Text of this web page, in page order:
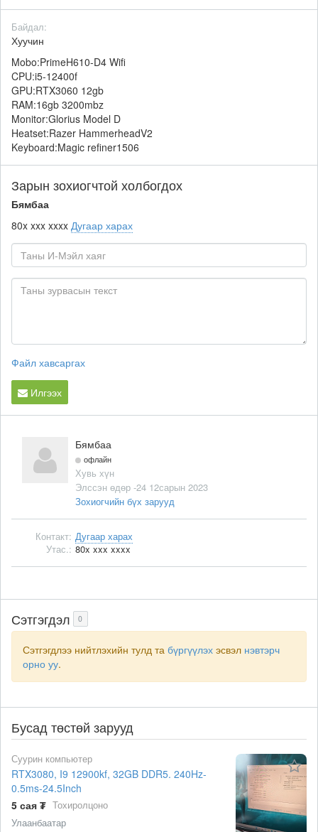
Байдал:
Хуучин
Mobo:PrimeH610-D4 Wifi
CPU:i5-12400f
GPU:RTX3060 12gb
RAM:16gb 3200mbz
Monitor:Glorius Model D
Heatset:Razer HammerheadV2
Keyboard:Magic refiner1506
Зарын зохиогчтой холбогдох
Бямбаа
80x xxx xxxx Дугаар харах
Файл хавсаргах
Илгээх
Бямбаа
офлайн
Хувь хүн
Элссэн өдөр -24 12сарын 2023
Зохиогчийн бүх зарууд
Контакт: Дугаар харах
Утас.: 80x xxx xxxx
Сэтгэгдэл 0
Сэтгэгдлээ нийтлэхийн тулд та бүргүүлэх эсвэл нэвтэрч
орно уу.
Бусад төстөй зарууд
Суурин компьютер
RTX3080, I9 12900kf, 32GB DDR5. 240Hz-
0.5ms-24.5Inch
5 сая ₮ Тохиролцоно
Улаанбаатар